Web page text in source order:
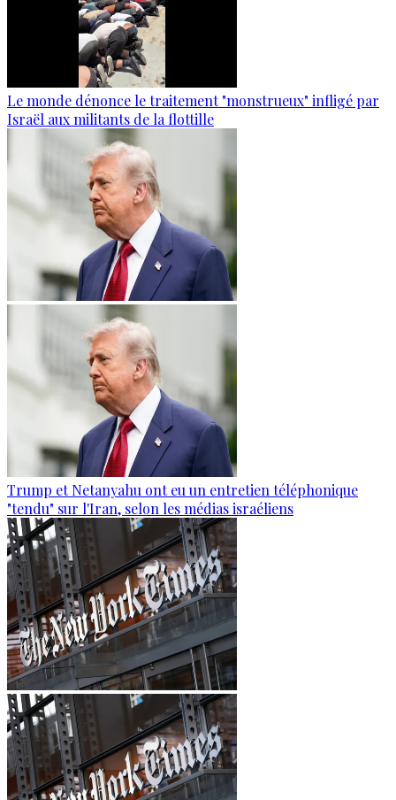
Le monde dénonce le traitement "monstrueux" infligé par
Israël aux militants de la flottille
Trump et Netanyahu ont eu un entretien téléphonique
"tendu" sur l'Iran, selon les médias israéliens